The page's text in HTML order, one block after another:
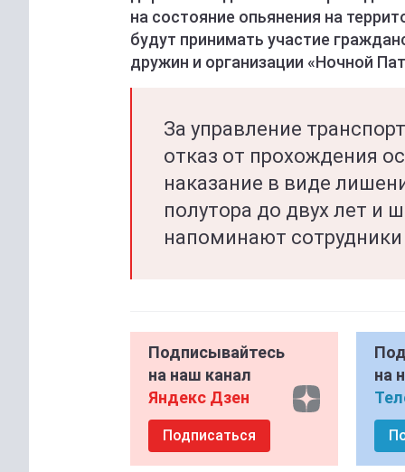
на состояние опьянения на
будут принимать участие
дружин и организации «Ночной
За управление
отказ от прохождения
наказание в виде
полутора до двух лет и
напоминают
Подписывайтесь
на наш канал
Яндекс Дзен
Подписаться
на